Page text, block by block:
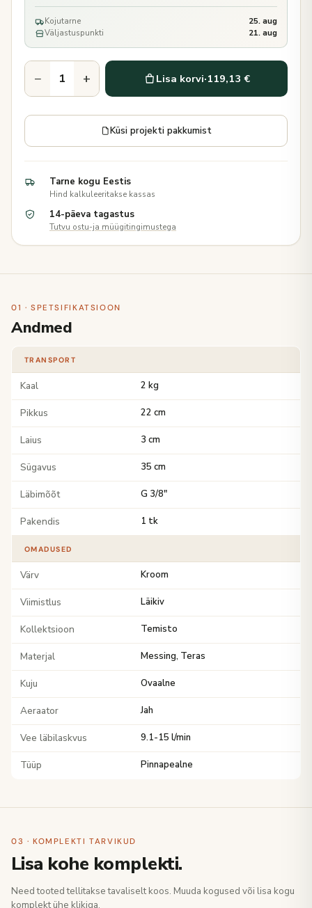
Kojutarne
25. aug
Väljastuspunkti
21. aug
− + Lisa korvi·119,13 €
Küsi projekti pakkumist
Tarne kogu Eestis
Hind kalkuleeritakse kassas
14-päeva tagastus
Tutvu ostu-ja müügitingimustega
01 · SPETSIFIKATSIOON
Andmed
TRANSPORT
Kaal 2 kg
Pikkus 22 cm
Laius 3 cm
Sügavus 35 cm
Läbimõõt G 3/8"
Pakendis 1 tk
OMADUSED
Värv Kroom
Viimistlus Läikiv
Kollektsioon Temisto
Materjal Messing, Teras
Kuju Ovaalne
Aeraator Jah
Vee läbilaskvus 9.1-15 l/min
Tüüp Pinnapealne
03 · KOMPLEKTI TARVIKUD
Lisa kohe komplekti.
Need tooted tellitakse tavaliselt koos. Muuda kogused või lisa kogu
komplekt ühe klikiga.